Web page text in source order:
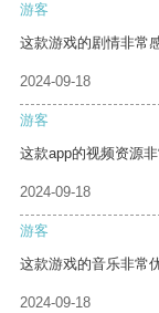
游客
这款游戏的剧情非常
2024-09-18
游客
这款app的视频资源
2024-09-18
游客
这款游戏的音乐非常
2024-09-18